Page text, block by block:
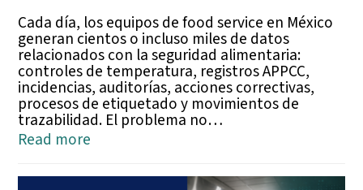
Cada día, los equipos de food service en México
generan cientos o incluso miles de datos
relacionados con la seguridad alimentaria:
controles de temperatura, registros APPCC,
incidencias, auditorías, acciones correctivas,
procesos de etiquetado y movimientos de
trazabilidad. El problema no…
Read more